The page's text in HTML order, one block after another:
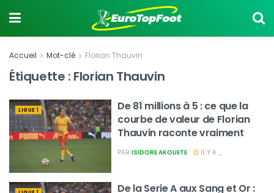
Accueil Mot-clé Florian Thauvin
Étiquette : Florian Thauvin
LIGUE 1
De 81 millions à 5 : ce que la
courbe de valeur de Florian
Thauvin raconte vraiment
PAR ISIDORE AKOUETE IL Y A _
De la Serie A aux Sang et Or :